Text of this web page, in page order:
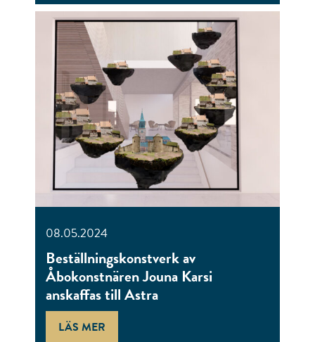
08.05.2024
Beställningskonstverk av
Åbokonstnären Jouna Karsi
anskaffas till Astra
LÄS MER